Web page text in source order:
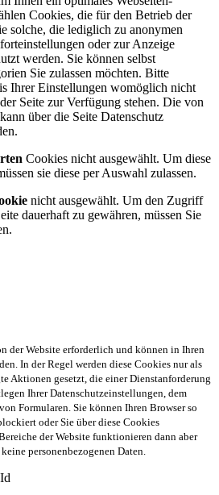
Cookies, die für den Betrieb der
solche, die lediglich zu anonymen
oder zur Anzeige
werden. Sie können selbst
Sie zulassen möchten. Bitte
Ihrer Einstellungen womöglich nicht
Seite zur Verfügung stehen. Die von
über die Seite Datenschutz
Cookies nicht ausgewählt. Um diese
sie diese per Auswahl zulassen.
nicht ausgewählt. Um den Zugriff
dauerhaft zu gewähren, müssen Sie
der Website erforderlich und können in Ihren
In der Regel werden diese Cookies nur als
Aktionen gesetzt, die einer Dienstanforderung
Ihrer Datenschutzeinstellungen, dem
Formularen. Sie können Ihren Browser so
oder Sie über diese Cookies
der Website funktionieren dann aber
personenbezogenen Daten.